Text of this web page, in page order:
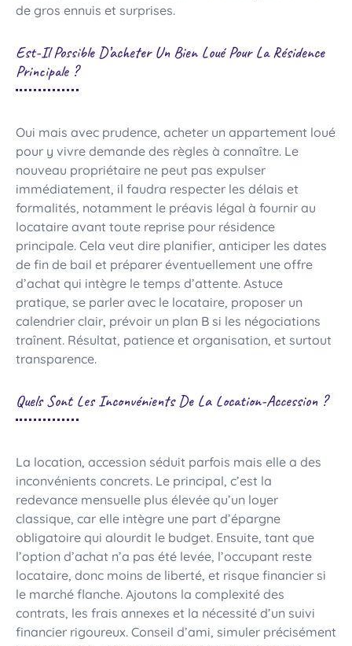
de gros ennuis et surprises.
Est-Il Possible D’acheter Un Bien Loué Pour La Résidence
Principale ?
Oui mais avec prudence, acheter un appartement loué
pour y vivre demande des règles à connaître. Le
nouveau propriétaire ne peut pas expulser
immédiatement, il faudra respecter les délais et
formalités, notamment le préavis légal à fournir au
locataire avant toute reprise pour résidence
principale. Cela veut dire planifier, anticiper les dates
de fin de bail et préparer éventuellement une offre
d’achat qui intègre le temps d’attente. Astuce
pratique, se parler avec le locataire, proposer un
calendrier clair, prévoir un plan B si les négociations
traînent. Résultat, patience et organisation, et surtout
transparence.
Quels Sont Les Inconvénients De La Location-Accession ?
La location, accession séduit parfois mais elle a des
inconvénients concrets. Le principal, c’est la
redevance mensuelle plus élevée qu’un loyer
classique, car elle intègre une part d’épargne
obligatoire qui alourdit le budget. Ensuite, tant que
l’option d’achat n’a pas été levée, l’occupant reste
locataire, donc moins de liberté, et risque financier si
le marché flanche. Ajoutons la complexité des
contrats, les frais annexes et la nécessité d’un suivi
financier rigoureux. Conseil d’ami, simuler précisément